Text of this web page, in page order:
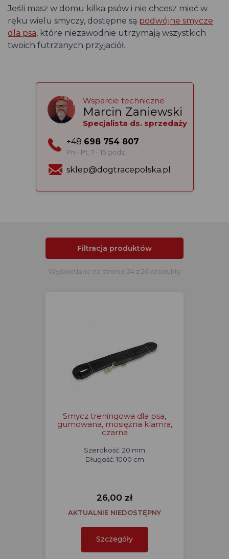
Jeśli masz w domu kilka psów i nie chcesz mieć w
ręku wielu smyczy, dostępne są podwójne smycze
dla psa, które niezawodnie utrzymają wszystkich
twoich futrzanych przyjaciół.
Wsparcie techniczne
Marcin Zaniewski
Specjalista ds. sprzedaży
+48 698 754 807
Pn - Pt: 7 - 15 godz.
sklep@dogtracepolska.pl
Filtracja produktów
Wyświetlane na stronie 24 z 26 produkty
Smycz treningowa dla psa,
gumowana, mosiężna klamra,
czarna
Szerokość: 20 mm
Długość: 1000 cm
26,00 zł
AKTUALNIE NIEDOSTĘPNY
Szczegóły